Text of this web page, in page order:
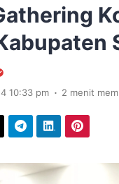
10:33 pm . 2 menit